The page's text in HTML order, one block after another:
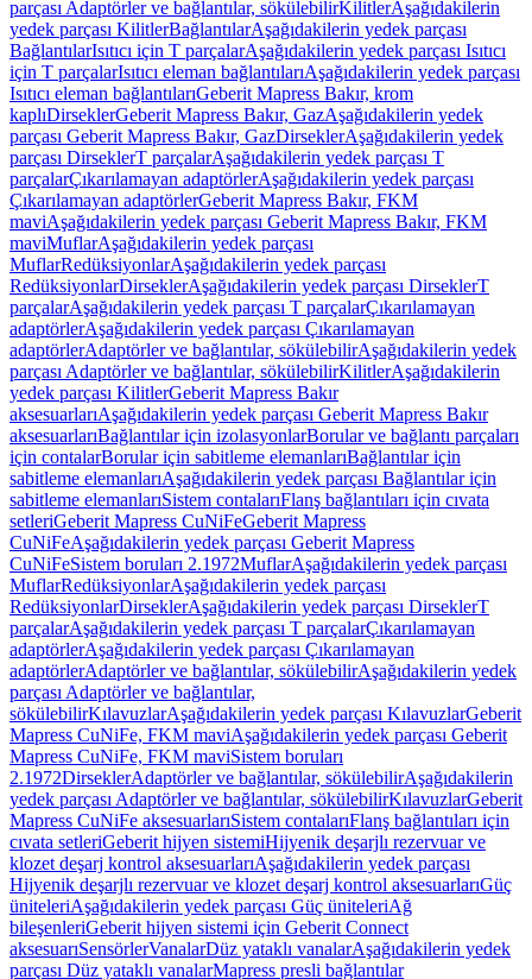
parçası Adaptörler ve bağlantılar, sökülebilirKilitlerAşağıdakilerin
yedek parçası KilitlerBağlantılarAşağıdakilerin yedek parçası
BağlantılarIsıtıcı için T parçalarAşağıdakilerin yedek parçası Isıtıcı
için T parçalarIsıtıcı eleman bağlantılarıAşağıdakilerin yedek parçası
Isıtıcı eleman bağlantılarıGeberit Mapress Bakır, krom
kaplıDirseklerGeberit Mapress Bakır, GazAşağıdakilerin yedek
parçası Geberit Mapress Bakır, GazDirseklerAşağıdakilerin yedek
parçası DirseklerT parçalarAşağıdakilerin yedek parçası T
parçalarÇıkarılamayan adaptörlerAşağıdakilerin yedek parçası
Çıkarılamayan adaptörlerGeberit Mapress Bakır, FKM
maviAşağıdakilerin yedek parçası Geberit Mapress Bakır, FKM
maviMuflarAşağıdakilerin yedek parçası
MuflarRedüksiyonlarAşağıdakilerin yedek parçası
RedüksiyonlarDirseklerAşağıdakilerin yedek parçası DirseklerT
parçalarAşağıdakilerin yedek parçası T parçalarÇıkarılamayan
adaptörlerAşağıdakilerin yedek parçası Çıkarılamayan
adaptörlerAdaptörler ve bağlantılar, sökülebilirAşağıdakilerin yedek
parçası Adaptörler ve bağlantılar, sökülebilirKilitlerAşağıdakilerin
yedek parçası KilitlerGeberit Mapress Bakır
aksesuarlarıAşağıdakilerin yedek parçası Geberit Mapress Bakır
aksesuarlarıBağlantılar için izolasyonlarBorular ve bağlantı parçaları
için contalarBorular için sabitleme elemanlarıBağlantılar için
sabitleme elemanlarıAşağıdakilerin yedek parçası Bağlantılar için
sabitleme elemanlarıSistem contalarıFlanş bağlantıları için cıvata
setleriGeberit Mapress CuNiFeGeberit Mapress
CuNiFeAşağıdakilerin yedek parçası Geberit Mapress
CuNiFeSistem boruları 2.1972MuflarAşağıdakilerin yedek parçası
MuflarRedüksiyonlarAşağıdakilerin yedek parçası
RedüksiyonlarDirseklerAşağıdakilerin yedek parçası DirseklerT
parçalarAşağıdakilerin yedek parçası T parçalarÇıkarılamayan
adaptörlerAşağıdakilerin yedek parçası Çıkarılamayan
adaptörlerAdaptörler ve bağlantılar, sökülebilirAşağıdakilerin yedek
parçası Adaptörler ve bağlantılar,
sökülebilirKılavuzlarAşağıdakilerin yedek parçası KılavuzlarGeberit
Mapress CuNiFe, FKM maviAşağıdakilerin yedek parçası Geberit
Mapress CuNiFe, FKM maviSistem boruları
2.1972DirseklerAdaptörler ve bağlantılar, sökülebilirAşağıdakilerin
yedek parçası Adaptörler ve bağlantılar, sökülebilirKılavuzlarGeberit
Mapress CuNiFe aksesuarlarıSistem contalarıFlanş bağlantıları için
cıvata setleriGeberit hijyen sistemiHijyenik deşarjlı rezervuar ve
klozet deşarj kontrol aksesuarlarıAşağıdakilerin yedek parçası
Hijyenik deşarjlı rezervuar ve klozet deşarj kontrol aksesuarlarıGüç
üniteleriAşağıdakilerin yedek parçası Güç üniteleriAğ
bileşenleriGeberit hijyen sistemi için Geberit Connect
aksesuarıSensörlerVanalarDüz yataklı vanalarAşağıdakilerin yedek
parçası Düz yataklı vanalarMapress presli bağlantılar